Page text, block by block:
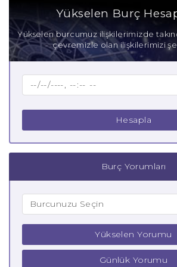
Anne İkizler Burcu
Baba İkizler Burcu
Yükselen Burç
Yükselen burcumuz ilişkilerimizde
çevremizle olan ilişkilerimizi
Hesapla
Burç Yorumları
Yükselen Yorumu
Günlük Yorumu